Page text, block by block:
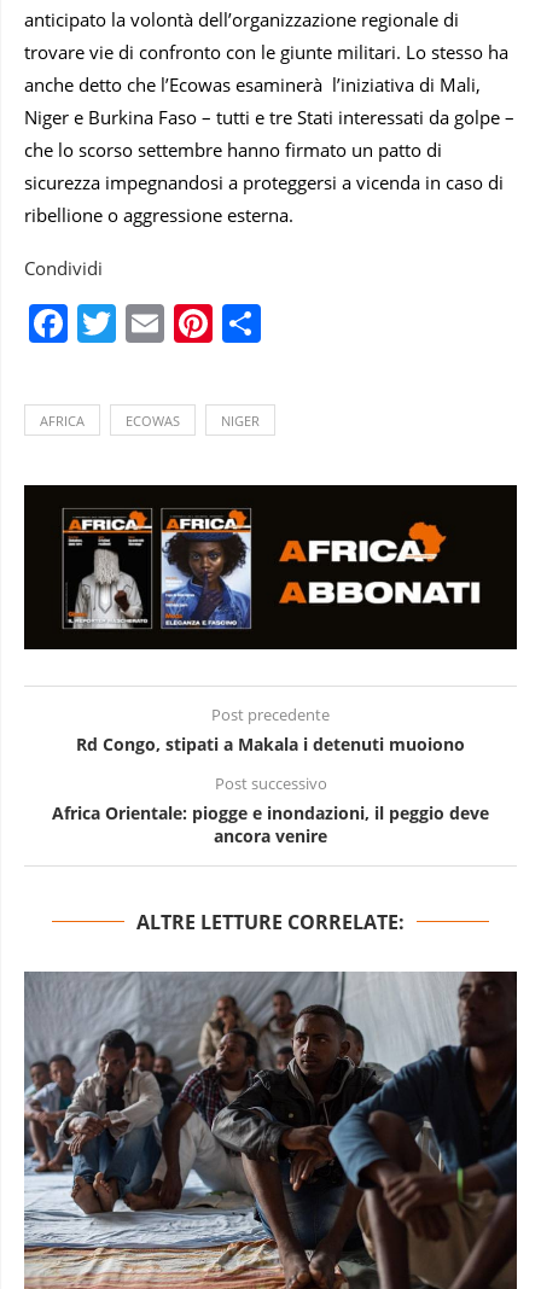
anticipato la volontà dell’organizzazione regionale di
trovare vie di confronto con le giunte militari. Lo stesso ha
anche detto che l’Ecowas esaminerà l’iniziativa di Mali,
Niger e Burkina Faso – tutti e tre Stati interessati da golpe –
che lo scorso settembre hanno firmato un patto di
sicurezza impegnandosi a proteggersi a vicenda in caso di
ribellione o aggressione esterna.
Condividi
Facebook
Twitter
EmailPinterest
AFRICA ECOWAS NIGER
Post precedente
Rd Congo, stipati a Makala i detenuti muoiono
Post successivo
Africa Orientale: piogge e inondazioni, il peggio deve
ancora venire
ALTRE LETTURE CORRELATE: